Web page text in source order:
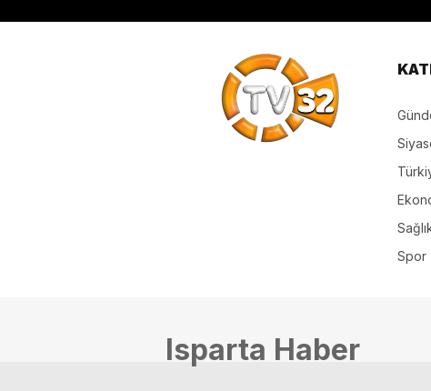
Spor
Isparta Haber